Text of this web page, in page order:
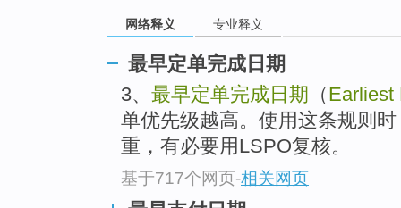
网络释义 专业释义
最早定单完成日期
3、 最早定单完成日期 （Earliest
单优先级越高。使用这条规则
重，有必要用LSPO复核。
基于717个网页-相关网页